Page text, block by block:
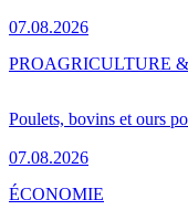
07.08.2026
Poulets, bovins et ours
07.08.2026
PROAGRICULTURE
ÉCONOMIE